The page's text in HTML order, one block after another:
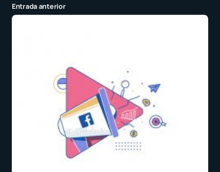
Entrada anterior